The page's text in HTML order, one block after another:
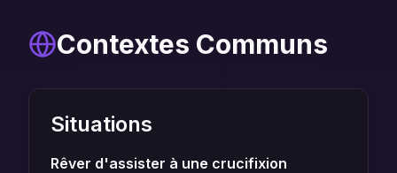
Contextes Communs
Situations
Rêver d'assister à une crucifixion